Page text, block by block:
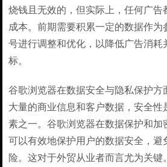
烧钱且无效的，但实际上，任何广
成本。前期需要积累一定的数据作
号进行调整和优化，以降低广告消耗
标。
谷歌浏览器在数据安全与隐私保护方
大量的商业信息和客户数据，安全
素之一。谷歌浏览器在数据保护和加
可以有效地保护用户的数据安全，
险。这对于外贸从业者而言尤为关